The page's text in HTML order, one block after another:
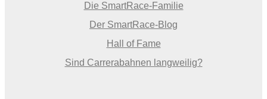
Die SmartRace-Familie
Der SmartRace-Blog
Hall of Fame
Sind Carrerabahnen langweilig?